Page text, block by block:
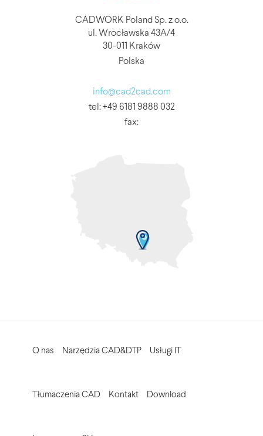
CADWORK Poland Sp. z o.o.
ul. Wrocławska 43A/4
30-011 Kraków
Polska
info@cad2cad.com
tel: +49 6181 9888 032
fax:
O nas Narzędzia CAD&DTP Usługi IT
Tłumaczenia CAD Kontakt Download